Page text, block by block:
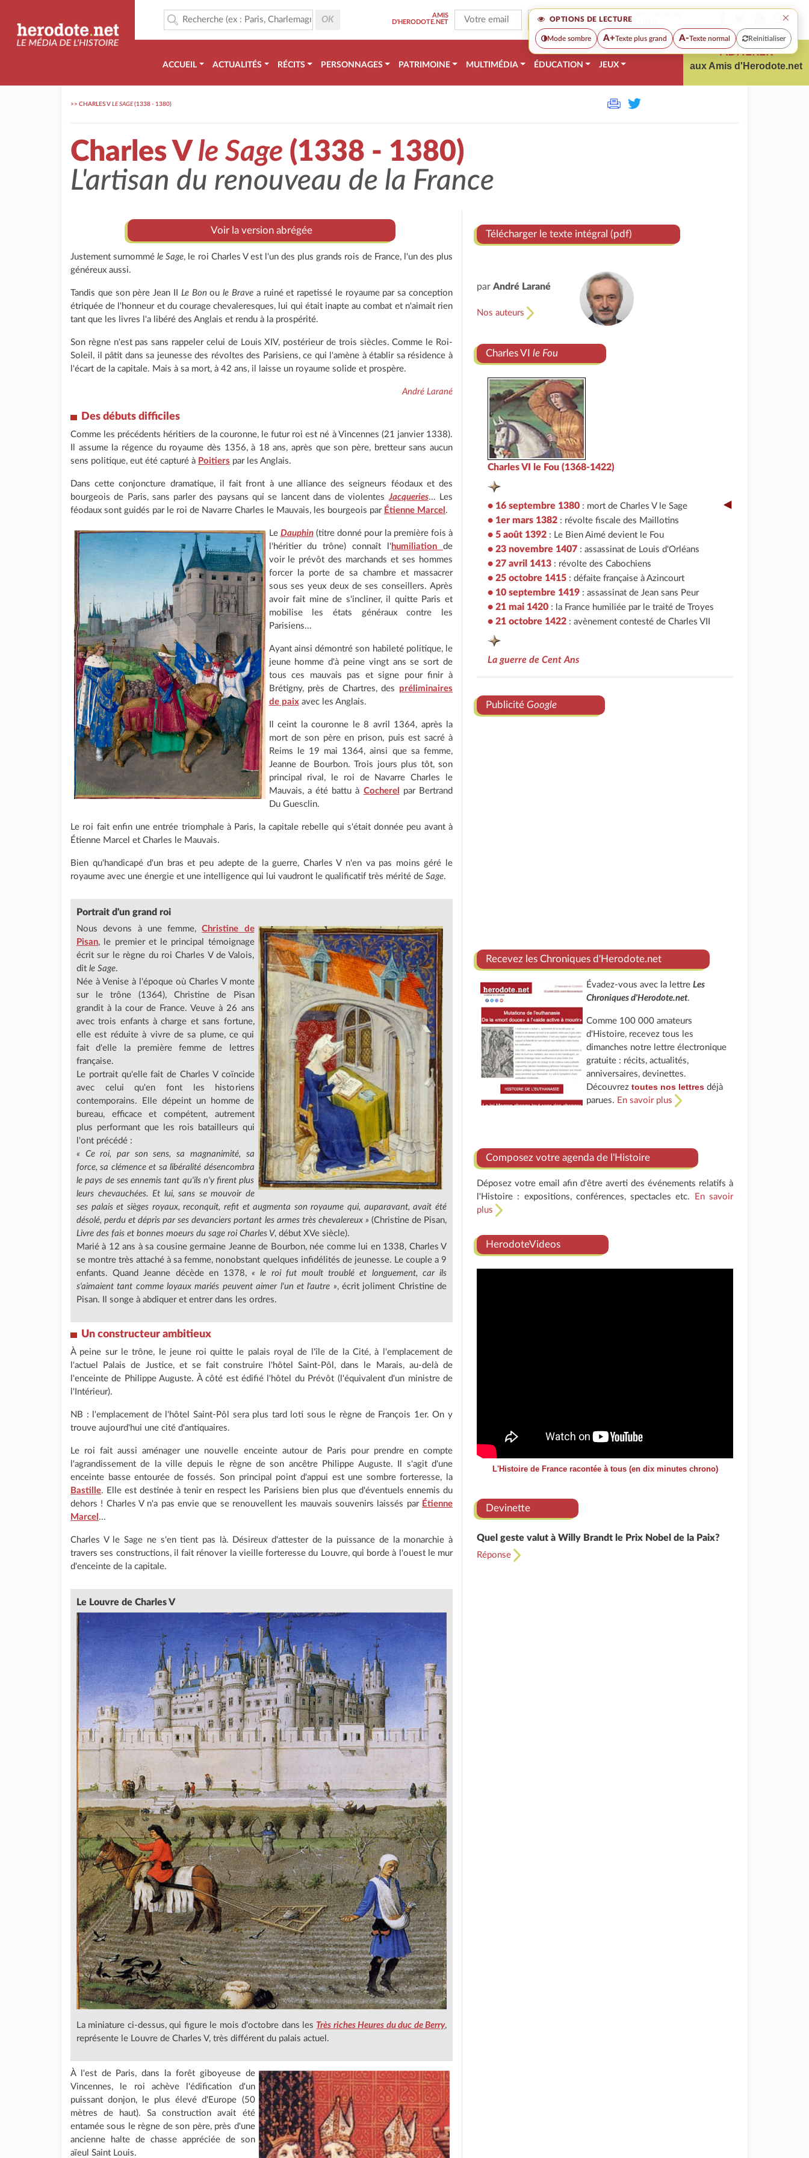
OPTIONS DE LECTURE ×
Mode sombre A+Texte plus grand A-Texte normal Reinitialiser
AMIS
D'HERODOTE.NET
ACCUEIL ACTUALITÉS RÉCITS PERSONNAGES PATRIMOINE MULTIMÉDIA ÉDUCATION JEUX
ADHÉRER
aux Amis d'Herodote.net
>> CHARLES V LE SAGE(1338 - 1380)
Charles V le Sage (1338 - 1380)
L'artisan du renouveau de la France
Voir la version abrégée
Justement surnomméle Sage, le roi Charles V est l'un des plus grands rois de France, l'un des plus
généreux aussi.
Tandis que son père Jean II Le Bon oule Bravea ruiné et rapetissé le royaume par sa conception
étriquée de l'honneur et du courage chevaleresques, lui qui était inapte au combat et n'aimait rien
tant que les livres l'a libéré des Anglais et rendu à la prospérité.
Son règne n'est pas sans rappeler celui de Louis XIV, postérieur de trois siècles. Comme le Roi-
Soleil, il pâtit dans sa jeunesse des révoltes des Parisiens, ce qui l'amène à établir sa résidence à
l'écart de la capitale. Mais à sa mort, à 42 ans, il laisse un royaume solide et prospère.
André Larané
Des débuts difficiles
Comme les précédents héritiers de la couronne, le futur roi est né à Vincennes (21 janvier 1338).
Il assume la régence du royaume dès 1356, à 18 ans, après que son père, bretteur sans aucun
sens politique, eut été capturé à Poitiers par les Anglais.
Dans cette conjoncture dramatique, il fait front à une alliance des seigneurs féodaux et des
bourgeois de Paris, sans parler des paysans qui se lancent dans de violentesJacqueries... Les
féodaux sont guidés par le roi de Navarre Charles le Mauvais, les bourgeois par Étienne Marcel .
Le Dauphin(titre donné pour la première fois à
l'héritier du trône) connaît l' humiliationde
voir le prévôt des marchands et ses hommes
forcer la porte de sa chambre et massacrer
sous ses yeux deux de ses conseillers. Après
avoir fait mine de s'incliner, il quitte Paris et
mobilise les états généraux contre les
Parisiens...
Ayant ainsi démontré son habileté politique, le
jeune homme d'à peine vingt ans se sort de
tous ces mauvais pas et signe pour finir à
Brétigny, près de Chartres, des préliminaires
de paixavec les Anglais.
Il ceint la couronne le 8 avril 1364, après la
mort de son père en prison, puis est sacré à
Reims le 19 mai 1364, ainsi que sa femme,
Jeanne de Bourbon. Trois jours plus tôt, son
principal rival, le roi de Navarre Charles le
Mauvais, a été battu à Cocherel
par Bertrand
Du Guesclin.
Le roi fait enfin une entrée triomphale à Paris, la capitale rebelle qui s'était donnée peu avant à
Étienne Marcel et Charles le Mauvais.
Bien qu'handicapé d'un bras et peu adepte de la guerre, Charles V n'en va pas moins géré le
royaume avec une énergie et une intelligence qui lui vaudront le qualificatif très mérité de Sage.
Portrait d'un grand roi
Nous devons à une femme,Christine de
Pisan, le premier et le principal témoignage
écrit sur le règne du roi Charles V de Valois,
dit le Sage.
Née à Venise à l'époque où Charles V monte
sur le trône (1364), Christine de Pisan
grandit à la cour de France. Veuve à 26 ans
avec trois enfants à charge et sans fortune,
elle est réduite à vivre de sa plume, ce qui
fait d'elle la première femme de lettres
française.
Le portrait qu'elle fait de Charles V coïncide
avec celui qu'en font les historiens
contemporains. Elle dépeint un homme de
bureau, efficace et compétent, autrement
plus performant que les rois batailleurs qui
l'ont précédé :
« Ce roi, par son sens, sa magnanimité, sa
force, sa clémence et sa libéralité désencombra
le pays de ses ennemis tant qu'ils n'y firent plus
leurs chevauchées. Et lui, sans se mouvoir de
ses palais et sièges royaux, reconquit, refit et augmenta son royaume qui, auparavant, avait été
désolé, perdu et dépris par ses devanciers portant les armes très chevalereux » (Christine de Pisan,
Livre des fais et bonnes moeurs du sage roi Charles V, début XVe siècle).
Marié à 12 ans à sa cousine germaine Jeanne de Bourbon, née comme lui en 1338, Charles V
se montre très attaché à sa femme, nonobstant quelques infidélités de jeunesse. Le couple a 9
enfants. Quand Jeanne décède en 1378,« le roi fut moult troublé et longuement, car ils
s'aimaient tant comme loyaux mariés peuvent aimer l'un et l'autre », écrit joliment Christine de
Pisan. Il songe à abdiquer et entrer dans les ordres.
Un constructeur ambitieux
À peine sur le trône, le jeune roi quitte le palais royal de l'île de la Cité, à l'emplacement de
l'actuel Palais de Justice, et se fait construire l'hôtel Saint-Pôl, dans le Marais, au-delà de
l'enceinte de Philippe Auguste. À côté est édifié l'hôtel du Prévôt (l'équivalent d'un ministre de
l'Intérieur).
NB : l'emplacement de l'hôtel Saint-Pôl sera plus tard loti sous le règne de François 1er. On y
trouve aujourd'hui une cité d'antiquaires.
Le roi fait aussi aménager une nouvelle enceinte autour de Paris pour prendre en compte
l'agrandissement de la ville depuis le règne de son ancêtre Philippe Auguste. Il s'agit d'une
enceinte basse entourée de fossés. Son principal point d'appui est une sombre forteresse, la
Bastille. Elle est destinée à tenir en respect les Parisiens bien plus que d'éventuels ennemis du
dehors ! Charles V n'a pas envie que se renouvellent les mauvais souvenirs laissés par Étienne
Marcel ...
Charles V le Sage ne s'en tient pas là. Désireux d'attester de la puissance de la monarchie à
travers ses constructions, il fait rénover la vieille forteresse du Louvre, qui borde à l'ouest le mur
d'enceinte de la capitale.
Le Louvre de Charles V
La miniature ci-dessus, qui figure le mois d'octobre dans les Très riches Heures du duc de Berry,
représente le Louvre de Charles V, très différent du palais actuel.
À l'est de Paris, dans la forêt giboyeuse de
Vincennes, le roi achève l'édification d'un
puissant donjon, le plus élevé d'Europe (50
mètres de haut). Sa construction avait été
entamée sous le règne de son père, près d'une
ancienne halte de chasse appréciée de son
aïeul Saint Louis.
Télécharger le texte intégral (pdf)
par André Larané
Nos auteurs
Charles VI le Fou
Charles VI le Fou (1368-1422)
• 16 septembre 1380 : mort de Charles V le Sage
• 1er mars 1382 : révolte fiscale des Maillotins
• 5 août 1392 : Le Bien Aimé devient le Fou
• 23 novembre 1407 : assassinat de Louis d'Orléans
• 27 avril 1413 : révolte des Cabochiens
• 25 octobre 1415 : défaite française à Azincourt
• 10 septembre 1419 : assassinat de Jean sans Peur
• 21 mai 1420 : la France humiliée par le traité de Troyes
• 21 octobre 1422 : avènement contesté de Charles VII
La guerre de Cent Ans
Publicité Google
Recevez les Chroniques d'Herodote.net
Évadez-vous avec la lettreLes
Chroniques d'Herodote.net.
Comme 100 000 amateurs
d'Histoire, recevez tous les
dimanches notre lettre électronique
gratuite : récits, actualités,
anniversaires, devinettes.
Découvreztoutes nos lettres déjà
parues. En savoir plus
Composez votre agenda de l'Histoire
Déposez votre email afin d'être averti des événements relatifs à
l'Histoire : expositions, conférences, spectacles etc.
En savoir
plus
HerodoteVideos
L'Histoire de France racontée à tous (en dix minutes chrono)
Devinette
Quel geste valut à Willy Brandt le Prix Nobel de la Paix?
Réponse